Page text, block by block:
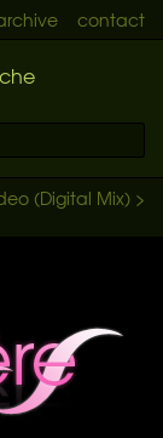
contact
(Digital Mix) >